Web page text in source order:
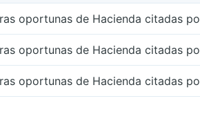
oportunas de Hacienda citadas
oportunas de Hacienda citadas
oportunas de Hacienda citadas